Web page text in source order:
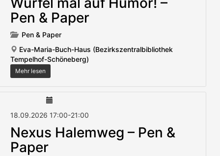
Pen & Paper
Pen & Paper
Eva-Maria-Buch-Haus (Bezirkszentralbibliothek
Tempelhof-Schöneberg)
Mehr lesen
18.09.2026 17:00-21:00
Nexus Halemweg – Pen &
Paper